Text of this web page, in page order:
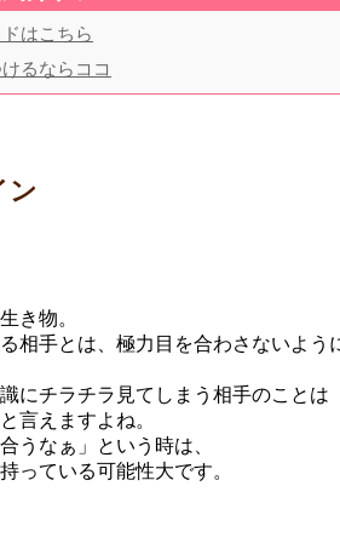
はこちら
るならココ
ン
き物。
相手とは、極力目を合わさないよう
にチラチラ見てしまう相手のことは
言えますよね。
うなぁ」という時は、
っている可能性大です。